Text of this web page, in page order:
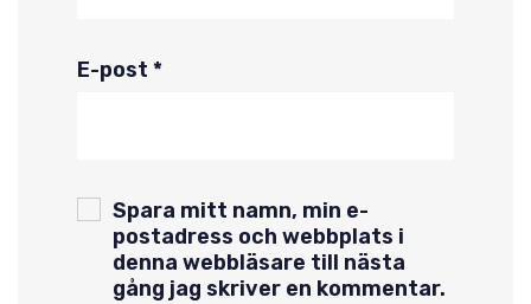
E-post *
Spara mitt namn, min e-
postadress och webbplats i
denna webbläsare till nästa
gång jag skriver en kommentar.